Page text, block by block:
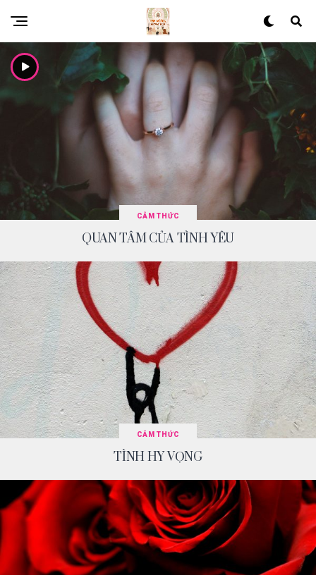
CẢM THỨC
QUAN TÂM CỦA TÌNH YÊU
CẢM THỨC
TÌNH HY VỌNG